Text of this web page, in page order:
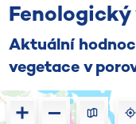
Aktuální
vegetace v